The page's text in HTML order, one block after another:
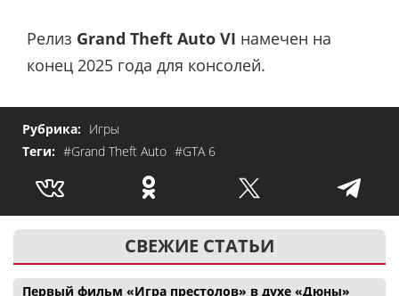
Релиз Grand Theft Auto VI намечен на
конец 2025 года для консолей.
Рубрика: Игры
Теги: #Grand Theft Auto #GTA 6
СВЕЖИЕ СТАТЬИ
Первый фильм «Игра престолов» в духе «Дюны»